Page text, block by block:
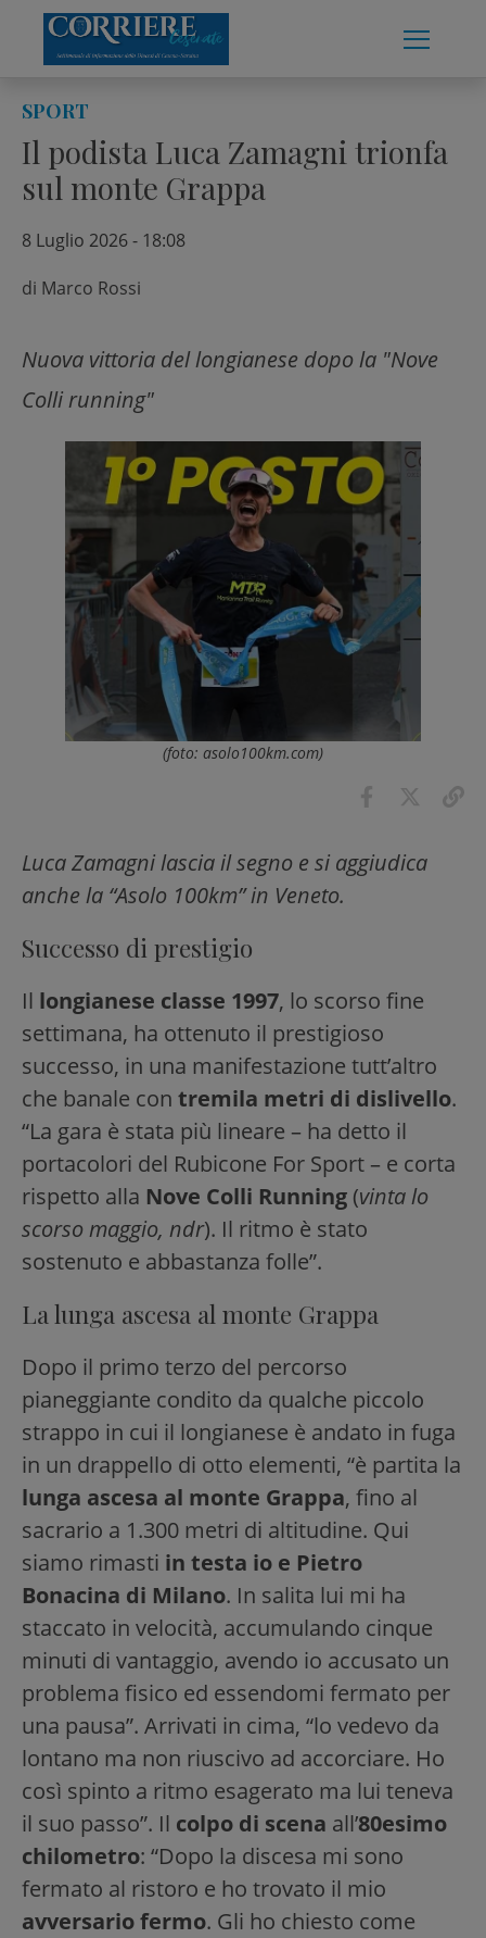
content
SPORT
Il podista Luca Zamagni trionfa
sul monte Grappa
8 Luglio 2026 - 18:08
di Marco Rossi
Nuova vittoria del longianese dopo la "Nove
Colli running"
(foto: asolo100km.com)
Luca Zamagni lascia il segno e si aggiudica
anche la “Asolo 100km” in Veneto.
Successo di prestigio
Il longianese classe 1997, lo scorso fine
settimana, ha ottenuto il prestigioso
successo, in una manifestazione tutt’altro
che banale con tremila metri di dislivello.
“La gara è stata più lineare – ha detto il
portacolori del Rubicone For Sport – e corta
rispetto alla Nove Colli Running (vinta lo
scorso maggio, ndr). Il ritmo è stato
sostenuto e abbastanza folle”.
La lunga ascesa al monte Grappa
Dopo il primo terzo del percorso
pianeggiante condito da qualche piccolo
strappo in cui il longianese è andato in fuga
in un drappello di otto elementi, “è partita la
lunga ascesa al monte Grappa, fino al
sacrario a 1.300 metri di altitudine. Qui
siamo rimasti in testa io e Pietro
Bonacina di Milano. In salita lui mi ha
staccato in velocità, accumulando cinque
minuti di vantaggio, avendo io accusato un
problema fisico ed essendomi fermato per
una pausa”. Arrivati in cima, “lo vedevo da
lontano ma non riuscivo ad accorciare. Ho
così spinto a ritmo esagerato ma lui teneva
il suo passo”. Il colpo di scena all’80esimo
chilometro: “Dopo la discesa mi sono
fermato al ristoro e ho trovato il mio
avversario fermo. Gli ho chiesto come